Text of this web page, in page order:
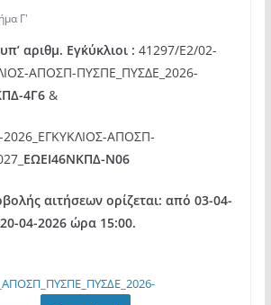
Γ'
αριθμ. Εγκ΄ύκλιοι : 41297/E2/02-
ΑΠΟΣΠ-ΠΥΣΠΕ_ΠΥΣΔΕ_2026-
4Γ6&
2026_ΕΓΚΥΚΛΙΟΣ-ΑΠΟΣΠ-
ΕΩΕΙ46ΝΚΠΔ-Ν06
αιτήσεων ορίζεται: από 03-04-
04-2026 ώρα 15:00.